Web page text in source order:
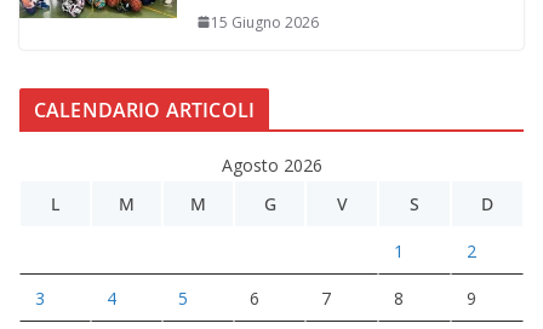
15 Giugno 2026
CALENDARIO ARTICOLI
Agosto 2026
L
M M G V S D
1 2
3 4 5 6 7 8 9